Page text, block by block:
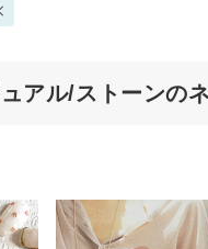
アル/ストーンの